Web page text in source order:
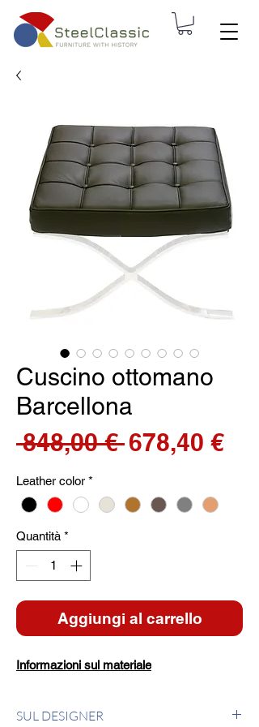
Cuscino ottomano
Barcellona
848,00 € Prezzo
678,40 €
Leather color *
Quantità *
Aggiungi al carrello
Informazioni sul materiale
SUL DESIGNER